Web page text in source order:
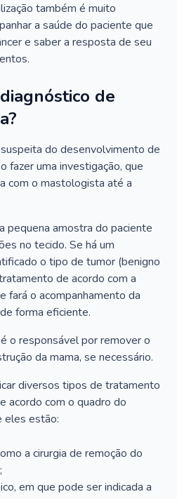
também é muito
a saúde do paciente que
e saber a resposta de seu
de
do desenvolvimento de
fazer uma investigação, que
com o mastologista até a
pequena amostra do paciente
no tecido. Se há um
o tipo de tumor (benigno
de acordo com a
fará o acompanhamento da
forma eficiente.
o responsável por remover o
da mama, se necessário.
diversos tipos de tratamento
acordo com o quadro do
eles estão:
a cirurgia de remoção do
em que pode ser indicada a